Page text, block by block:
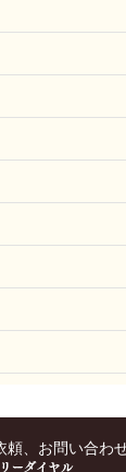
頼、お問い合わ